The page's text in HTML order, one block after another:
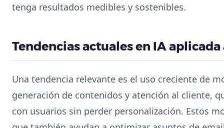
tenga resultados medibles y sostenibles.
Tendencias actuales en IA
Una tendencia relevante es el uso creciente de
generación de contenidos y atención al cliente,
con usuarios sin perder personalización. Estos